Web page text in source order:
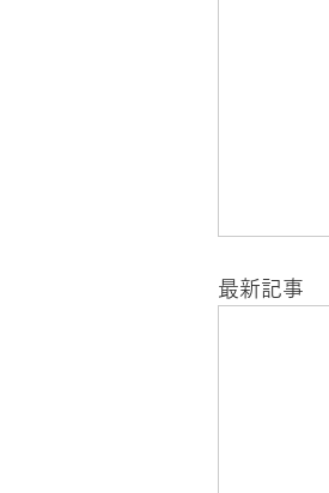
最新記事